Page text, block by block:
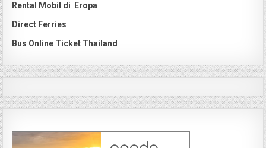
Rental Mobil di Eropa
Direct Ferries
Bus Online Ticket Thailand